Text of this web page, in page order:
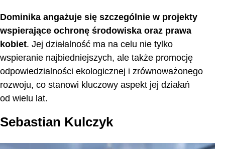
Dominika angażuje się szczególnie w projekty
wspierające ochronę środowiska oraz prawa
kobiet. Jej działalność ma na celu nie tylko
wspieranie najbiedniejszych, ale także promocję
odpowiedzialności ekologicznej i zrównoważonego
rozwoju, co stanowi kluczowy aspekt jej działań
od wielu lat.
Sebastian Kulczyk